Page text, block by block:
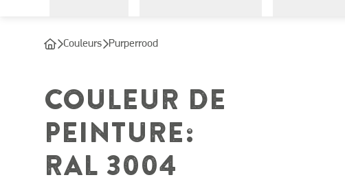
Couleurs Purperrood
COULEUR DE
PEINTURE:
RAL 3004